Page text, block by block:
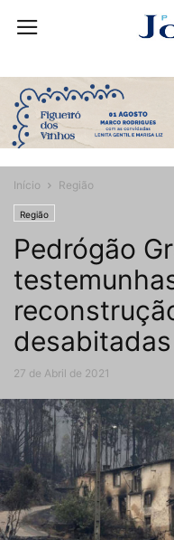
Início Região
Região
Pedrógão
27 de Abril de 2021